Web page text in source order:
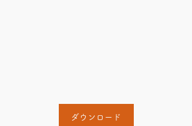
ダウンロード